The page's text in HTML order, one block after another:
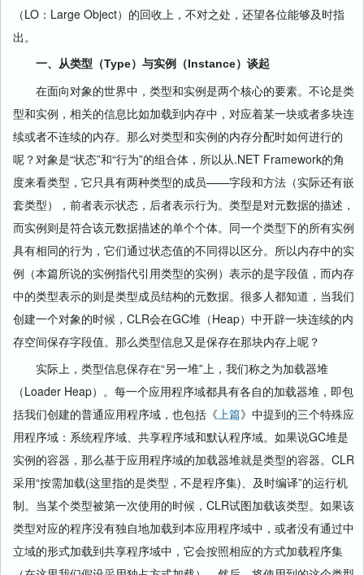
（LO：Large Object）的回收上，不对之处，还望各位能够及时指
出。
一、从类型（Type）与实例（Instance）谈起
在面向对象的世界中，类型和实例是两个核心的要素。不论是类
型和实例，相关的信息比如加载到内存中，对应着某一块或者多块连
续或者不连续的内存。那么对类型和实例的内存分配时如何进行的
呢？对象是“状态”和“行为”的组合体，所以从.NET Framework的角
度来看类型，它只具有两种类型的成员——字段和方法（实际还有嵌
套类型），前者表示状态，后者表示行为。类型是对元数据的描述，
而实例则是符合该元数据描述的单个个体。同一个类型下的所有实例
具有相同的行为，它们通过状态值的不同得以区分。所以内存中的实
例（本篇所说的实例指代引用类型的实例）表示的是字段值，而内存
中的类型表示的则是类型成员结构的元数据。很多人都知道，当我们
创建一个对象的时候，CLR会在GC堆（Heap）中开辟一块连续的内
存空间保存字段值。那么类型信息又是保存在那块内存上呢？
实际上，类型信息保存在“另一堆”上，我们称之为加载器堆
（Loader Heap）。每一个应用程序域都具有各自的加载器堆，即包
括我们创建的普通应用程序域，也包括《上篇》中提到的三个特殊应
用程序域：系统程序域、共享程序域和默认程序域。如果说GC堆是
实例的容器，那么基于应用程序域的加载器堆就是类型的容器。CLR
采用“按需加载(这里指的是类型，不是程序集)、及时编译”的运行机
制。当某个类型被第一次使用的时候，CLR试图加载该类型。如果该
类型对应的程序没有独自地加载到本应用程序域中，或者没有通过中
立域的形式加载到共享程序域中，它会按照相应的方式加载程序集